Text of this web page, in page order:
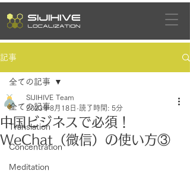
記事
全ての記事
Translation
Concentration
Meditation
全ての記事
中国ビジネスで必須！
WeChat（微信）の使い方③
SIJIHIVE Team
2023年8月18日 読了時間: 5分